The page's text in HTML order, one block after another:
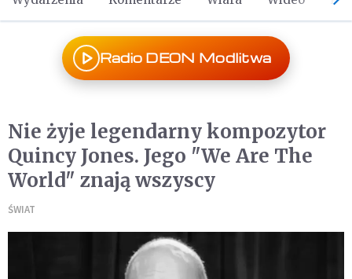
Radio DEON Modlitwa
Nie żyje legendarny kompozytor
Quincy Jones. Jego "We Are The
World" znają wszyscy
ŚWIAT